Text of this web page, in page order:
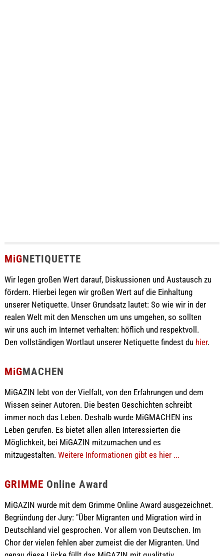
MiGNETIQUETTE
Wir legen großen Wert darauf, Diskussionen und Austausch zu
fördern. Hierbei legen wir großen Wert auf die Einhaltung
unserer Netiquette. Unser Grundsatz lautet: So wie wir in der
realen Welt mit den Menschen um uns umgehen, so sollten
wir uns auch im Internet verhalten: höflich und respektvoll.
Den vollständigen Wortlaut unserer Netiquette findest du hier.
MiGMACHEN
MiGAZIN lebt von der Vielfalt, von den Erfahrungen und dem
Wissen seiner Autoren. Die besten Geschichten schreibt
immer noch das Leben. Deshalb wurde MiGMACHEN ins
Leben gerufen. Es bietet allen allen Interessierten die
Möglichkeit, bei MiGAZIN mitzumachen und es
mitzugestalten. Weitere Informationen gibt es hier ...
GRIMME Online Award
MiGAZIN wurde mit dem Grimme Online Award ausgezeichnet.
Begründung der Jury: "Über Migranten und Migration wird in
Deutschland viel gesprochen. Vor allem von Deutschen. Im
Chor der vielen fehlen aber zumeist die der Migranten. Und